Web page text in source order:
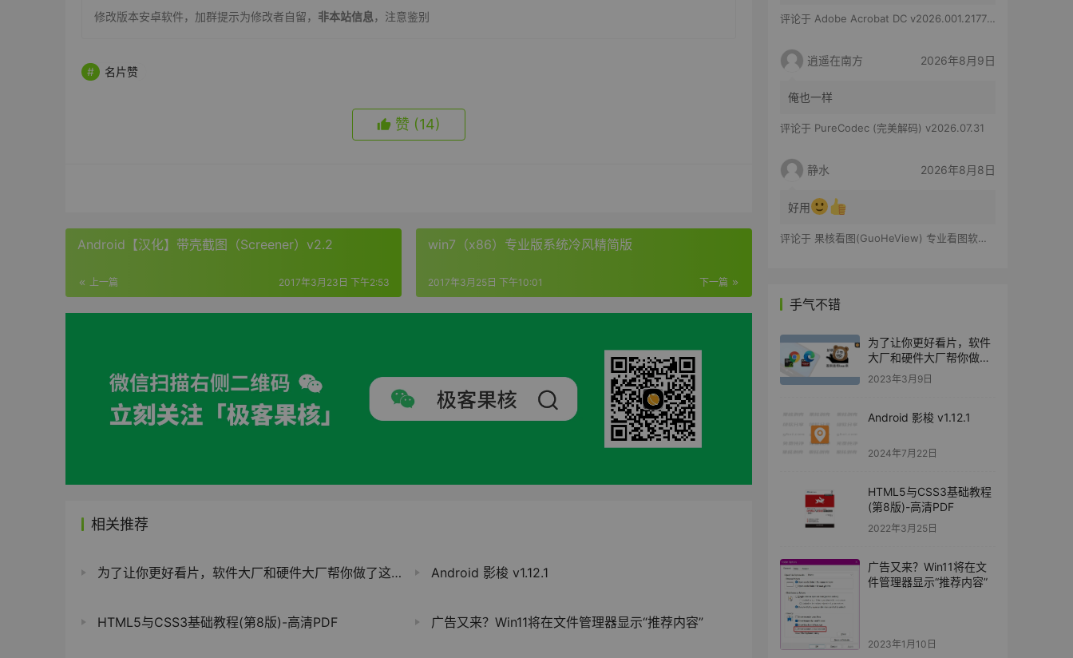
修改版本安卓软件，加群提示为修改者自留， 非本站信息，注意鉴别
名片赞
赞 (14)
Android【汉化】带壳截图（Screener）v2.2
上一篇 2017年3月23日 下午2:53
win7（x86）专业版系统冷风精简版
下一篇
2017年3月25日 下午10:01
相关推荐
为了让你更好看片，软件大厂和硬件大厂帮你做了这几件事... Android 影梭 v1.12.1
HTML5与CSS3基础教程(第8版)-高清PDF 广告又来？Win11将在文件管理器显示“推荐内容”
评论于 Adobe Acrobat DC v2026.001.21779 特别版
逍遥在南方 2026年8月9日
俺也一样
评论于 PureCodec (完美解码) v2026.07.31
静水 2026年8月8日
好用
评论于 果核看图(GuoHeView) 专业看图软件 v3.2.0.91
手气不错
为了让你更好看片，软件
大厂和硬件大厂帮你做了
这几件事...
2023年3月9日
Android 影梭 v1.12.1
2024年7月22日
HTML5与CSS3基础教程
(第8版)-高清PDF
2022年3月25日
广告又来？Win11将在文
件管理器显示“推荐内容”
2023年1月10日